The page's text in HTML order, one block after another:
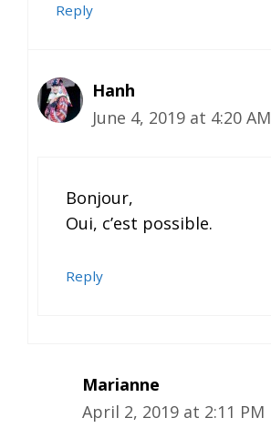
Reply
Hanh
June 4, 2019 at 4:20 AM
Bonjour,
Oui, c’est possible.
Reply
Marianne
April 2, 2019 at 2:11 PM